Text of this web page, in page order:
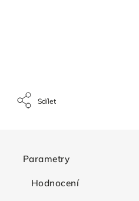
Sdílet
Parametry
Hodnocení